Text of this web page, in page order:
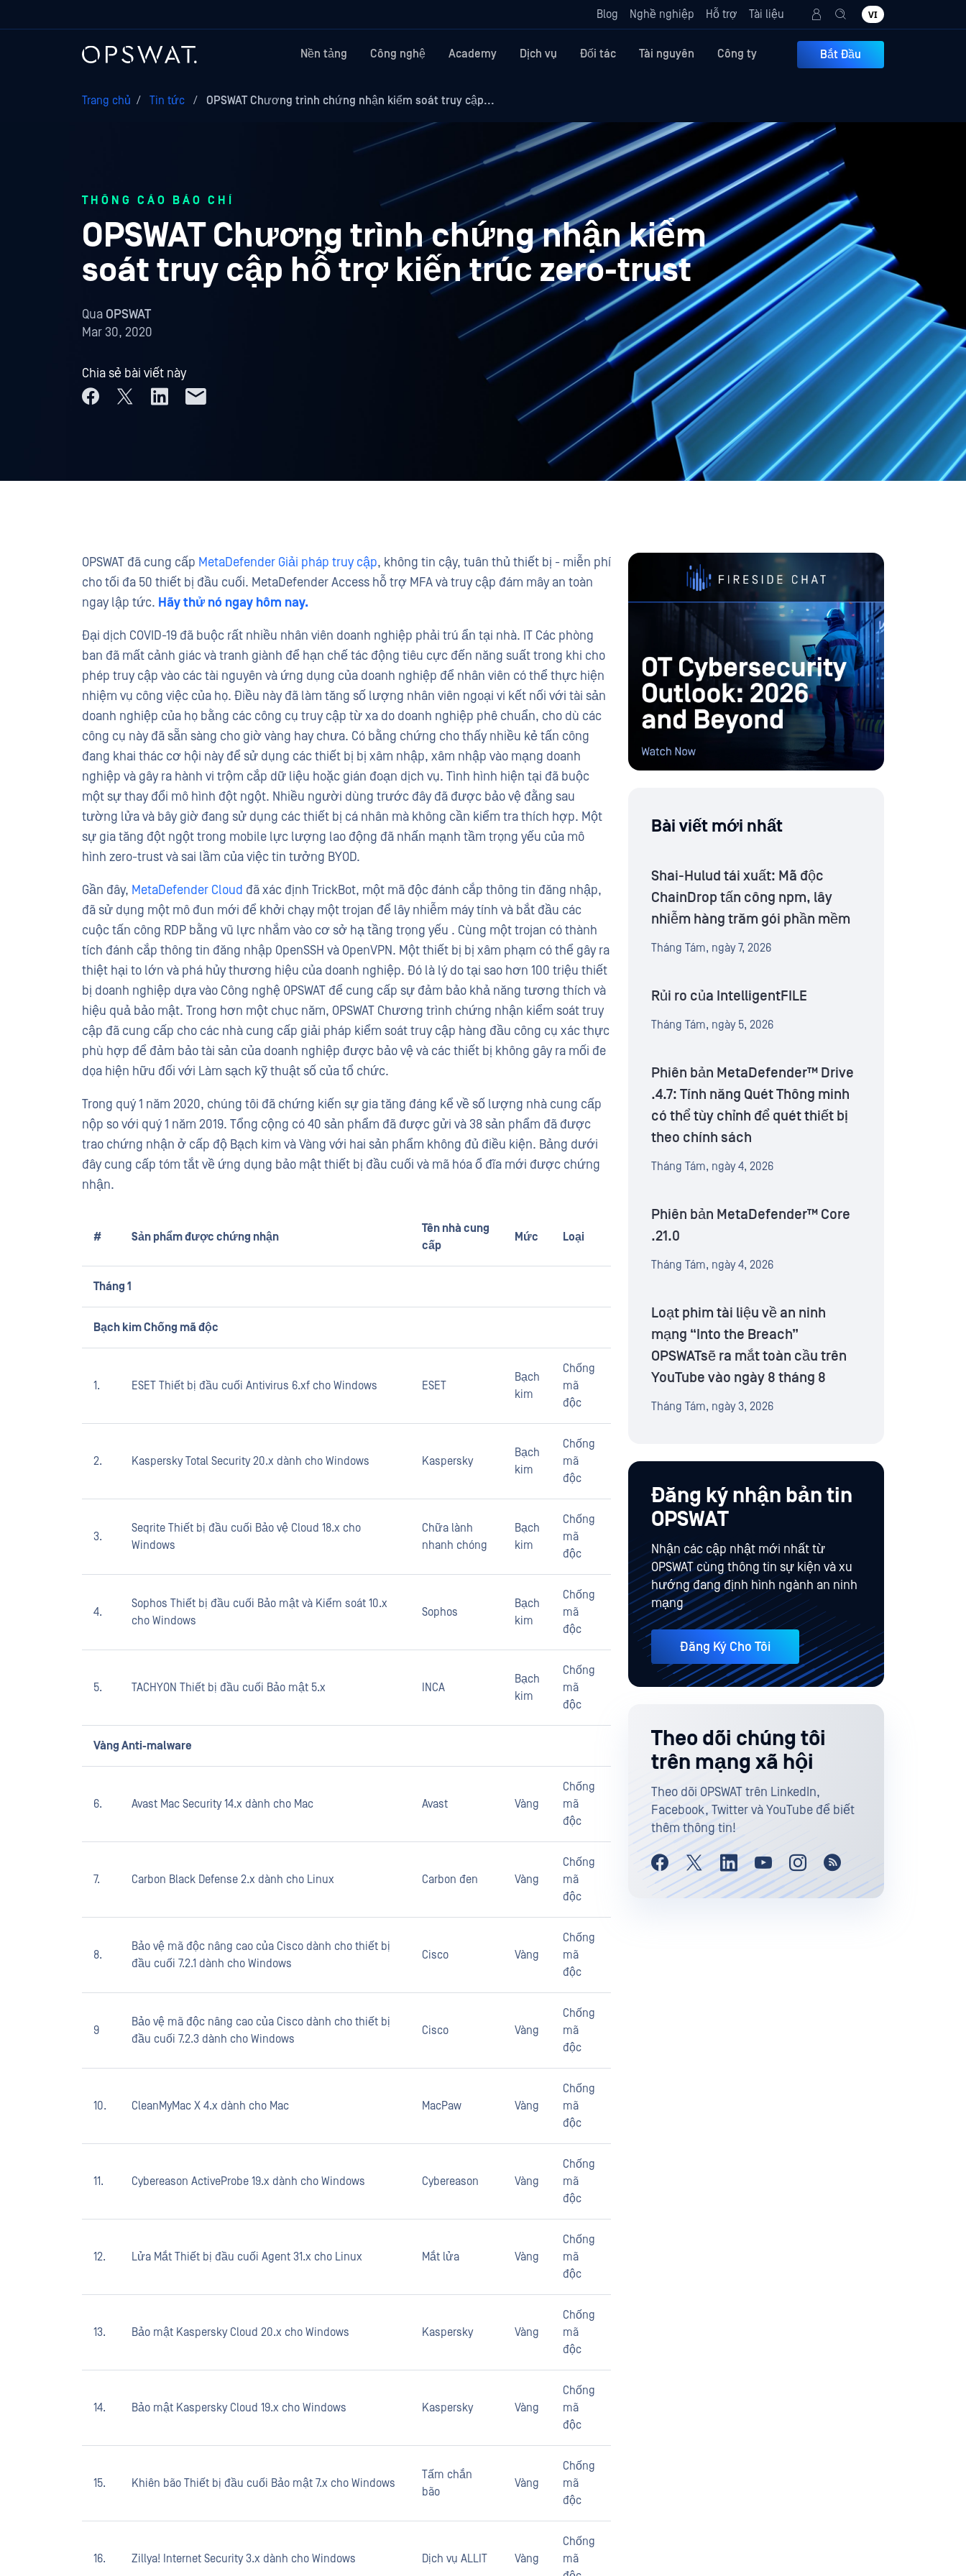
Blog Nghề nghiệp Hỗ trợ Tài liệu VI
Nền tảng Công nghệ Academy Dịch vụ Đối tác Tài nguyên Công ty Bắt Đầu
Trang chủ / Tin tức / OPSWAT Chương trình chứng nhận kiểm soát truy cập...
THÔNG CÁO BÁO CHÍ
OPSWAT Chương trình chứng nhận kiểm
soát truy cập hỗ trợ kiến trúc zero-trust
Qua OPSWAT
Mar 30, 2020
Chia sẻ bài viết này
OPSWAT đã cung cấp MetaDefender Giải pháp truy cập, không tin cậy, tuân thủ thiết bị - miễn phí
cho tối đa 50 thiết bị đầu cuối. MetaDefender Access hỗ trợ MFA và truy cập đám mây an toàn
ngay lập tức. Hãy thử nó ngay hôm nay.
Đại dịch COVID-19 đã buộc rất nhiều nhân viên doanh nghiệp phải trú ẩn tại nhà. IT Các phòng
ban đã mất cảnh giác và tranh giành để hạn chế tác động tiêu cực đến năng suất trong khi cho
phép truy cập vào các tài nguyên và ứng dụng của doanh nghiệp để nhân viên có thể thực hiện
nhiệm vụ công việc của họ. Điều này đã làm tăng số lượng nhân viên ngoại vi kết nối với tài sản
doanh nghiệp của họ bằng các công cụ truy cập từ xa do doanh nghiệp phê chuẩn, cho dù các
công cụ này đã sẵn sàng cho giờ vàng hay chưa. Có bằng chứng cho thấy nhiều kẻ tấn công
đang khai thác cơ hội này để sử dụng các thiết bị bị xâm nhập, xâm nhập vào mạng doanh
nghiệp và gây ra hành vi trộm cắp dữ liệu hoặc gián đoạn dịch vụ. Tình hình hiện tại đã buộc
một sự thay đổi mô hình đột ngột. Nhiều người dùng trước đây đã được bảo vệ đằng sau
tường lửa và bây giờ đang sử dụng các thiết bị cá nhân mà không cần kiểm tra thích hợp. Một
sự gia tăng đột ngột trong mobile lực lượng lao động đã nhấn mạnh tầm trọng yếu của mô
hình zero-trust và sai lầm của việc tin tưởng BYOD.
Gần đây, MetaDefender Cloud đã xác định TrickBot, một mã độc đánh cắp thông tin đăng nhập,
đã sử dụng một mô đun mới để khởi chạy một trojan để lây nhiễm máy tính và bắt đầu các
cuộc tấn công RDP bằng vũ lực nhắm vào cơ sở hạ tầng trọng yếu . Cùng một trojan có thành
tích đánh cắp thông tin đăng nhập OpenSSH và OpenVPN. Một thiết bị bị xâm phạm có thể gây ra
thiệt hại to lớn và phá hủy thương hiệu của doanh nghiệp. Đó là lý do tại sao hơn 100 triệu thiết
bị doanh nghiệp dựa vào Công nghệ OPSWAT để cung cấp sự đảm bảo khả năng tương thích và
hiệu quả bảo mật. Trong hơn một chục năm, OPSWAT Chương trình chứng nhận kiểm soát truy
cập đã cung cấp cho các nhà cung cấp giải pháp kiểm soát truy cập hàng đầu công cụ xác thực
phù hợp để đảm bảo tài sản của doanh nghiệp được bảo vệ và các thiết bị không gây ra mối đe
dọa hiện hữu đối với Làm sạch kỹ thuật số của tổ chức.
Trong quý 1 năm 2020, chúng tôi đã chứng kiến sự gia tăng đáng kể về số lượng nhà cung cấp
nộp so với quý 1 năm 2019. Tổng cộng có 40 sản phẩm đã được gửi và 38 sản phẩm đã được
trao chứng nhận ở cấp độ Bạch kim và Vàng với hai sản phẩm không đủ điều kiện. Bảng dưới
đây cung cấp tóm tắt về ứng dụng bảo mật thiết bị đầu cuối và mã hóa ổ đĩa mới được chứng
nhận.
# Sản phẩm được chứng nhận
Tên nhà cung
cấp
Mức Loại
Tháng 1
Bạch kim Chống mã độc
1. ESET Thiết bị đầu cuối Antivirus 6.xf cho Windows ESET
Bạch
kim
Chống
mã
độc
2. Kaspersky Total Security 20.x dành cho Windows Kaspersky
Bạch
kim
Chống
mã
độc
3.
Seqrite Thiết bị đầu cuối Bảo vệ Cloud 18.x cho
Windows
Chữa lành
nhanh chóng
Bạch
kim
Chống
mã
độc
4.
Sophos Thiết bị đầu cuối Bảo mật và Kiểm soát 10.x
cho Windows
Sophos
Bạch
kim
Chống
mã
độc
5. TACHYON Thiết bị đầu cuối Bảo mật 5.x INCA
Bạch
kim
Chống
mã
độc
Vàng Anti-malware
6. Avast Mac Security 14.x dành cho Mac Avast Vàng
Chống
mã
độc
7. Carbon Black Defense 2.x dành cho Linux Carbon đen Vàng
Chống
mã
độc
8.
Bảo vệ mã độc nâng cao của Cisco dành cho thiết bị
đầu cuối 7.2.1 dành cho Windows
Cisco Vàng
Chống
mã
độc
9
Bảo vệ mã độc nâng cao của Cisco dành cho thiết bị
đầu cuối 7.2.3 dành cho Windows
Cisco Vàng
Chống
mã
độc
10. CleanMyMac X 4.x dành cho Mac MacPaw Vàng
Chống
mã
độc
11. Cybereason ActiveProbe 19.x dành cho Windows Cybereason Vàng
Chống
mã
độc
12. Lửa Mắt Thiết bị đầu cuối Agent 31.x cho Linux Mắt lửa Vàng
Chống
mã
độc
13. Bảo mật Kaspersky Cloud 20.x cho Windows Kaspersky Vàng
Chống
mã
độc
14. Bảo mật Kaspersky Cloud 19.x cho Windows Kaspersky Vàng
Chống
mã
độc
15. Khiên bão Thiết bị đầu cuối Bảo mật 7.x cho Windows
Tấm chắn
bão
Vàng
Chống
mã
độc
16. Zillya! Internet Security 3.x dành cho Windows Dịch vụ ALLIT Vàng
Chống
mã
Bài viết mới nhất
Shai-Hulud tái xuất: Mã độc
ChainDrop tấn công npm, lây
nhiễm hàng trăm gói phần mềm
Tháng Tám, ngày 7, 2026
Rủi ro của IntelligentFILE
Tháng Tám, ngày 5, 2026
Phiên bản MetaDefender™ Drive
.4.7: Tính năng Quét Thông minh
có thể tùy chỉnh để quét thiết bị
theo chính sách
Tháng Tám, ngày 4, 2026
Phiên bản MetaDefender™ Core
.21.0
Tháng Tám, ngày 4, 2026
Loạt phim tài liệu về an ninh
mạng “Into the Breach”
OPSWATsẽ ra mắt toàn cầu trên
YouTube vào ngày 8 tháng 8
Tháng Tám, ngày 3, 2026
Đăng ký nhận bản tin
OPSWAT
Nhận các cập nhật mới nhất từ
OPSWAT cùng thông tin sự kiện và xu
hướng đang định hình ngành an ninh
mạng
Đăng Ký Cho Tôi
Theo dõi chúng tôi
trên mạng xã hội
Theo dõi OPSWAT trên LinkedIn,
Facebook, Twitter và YouTube để biết
thêm thông tin!